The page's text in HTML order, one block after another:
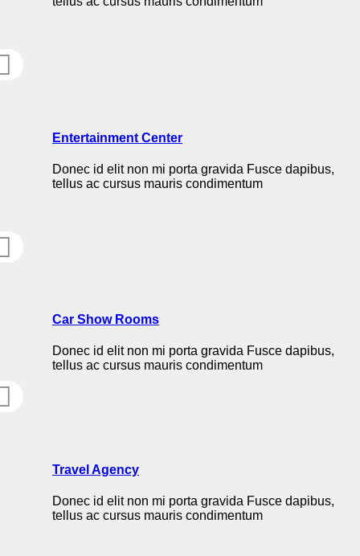
Entertainment Center
Donec id elit non mi porta gravida Fusce dapibus,
tellus ac cursus mauris condimentum
Car Show Rooms
Donec id elit non mi porta gravida Fusce dapibus,
tellus ac cursus mauris condimentum
Travel Agency
Donec id elit non mi porta gravida Fusce dapibus,
tellus ac cursus mauris condimentum